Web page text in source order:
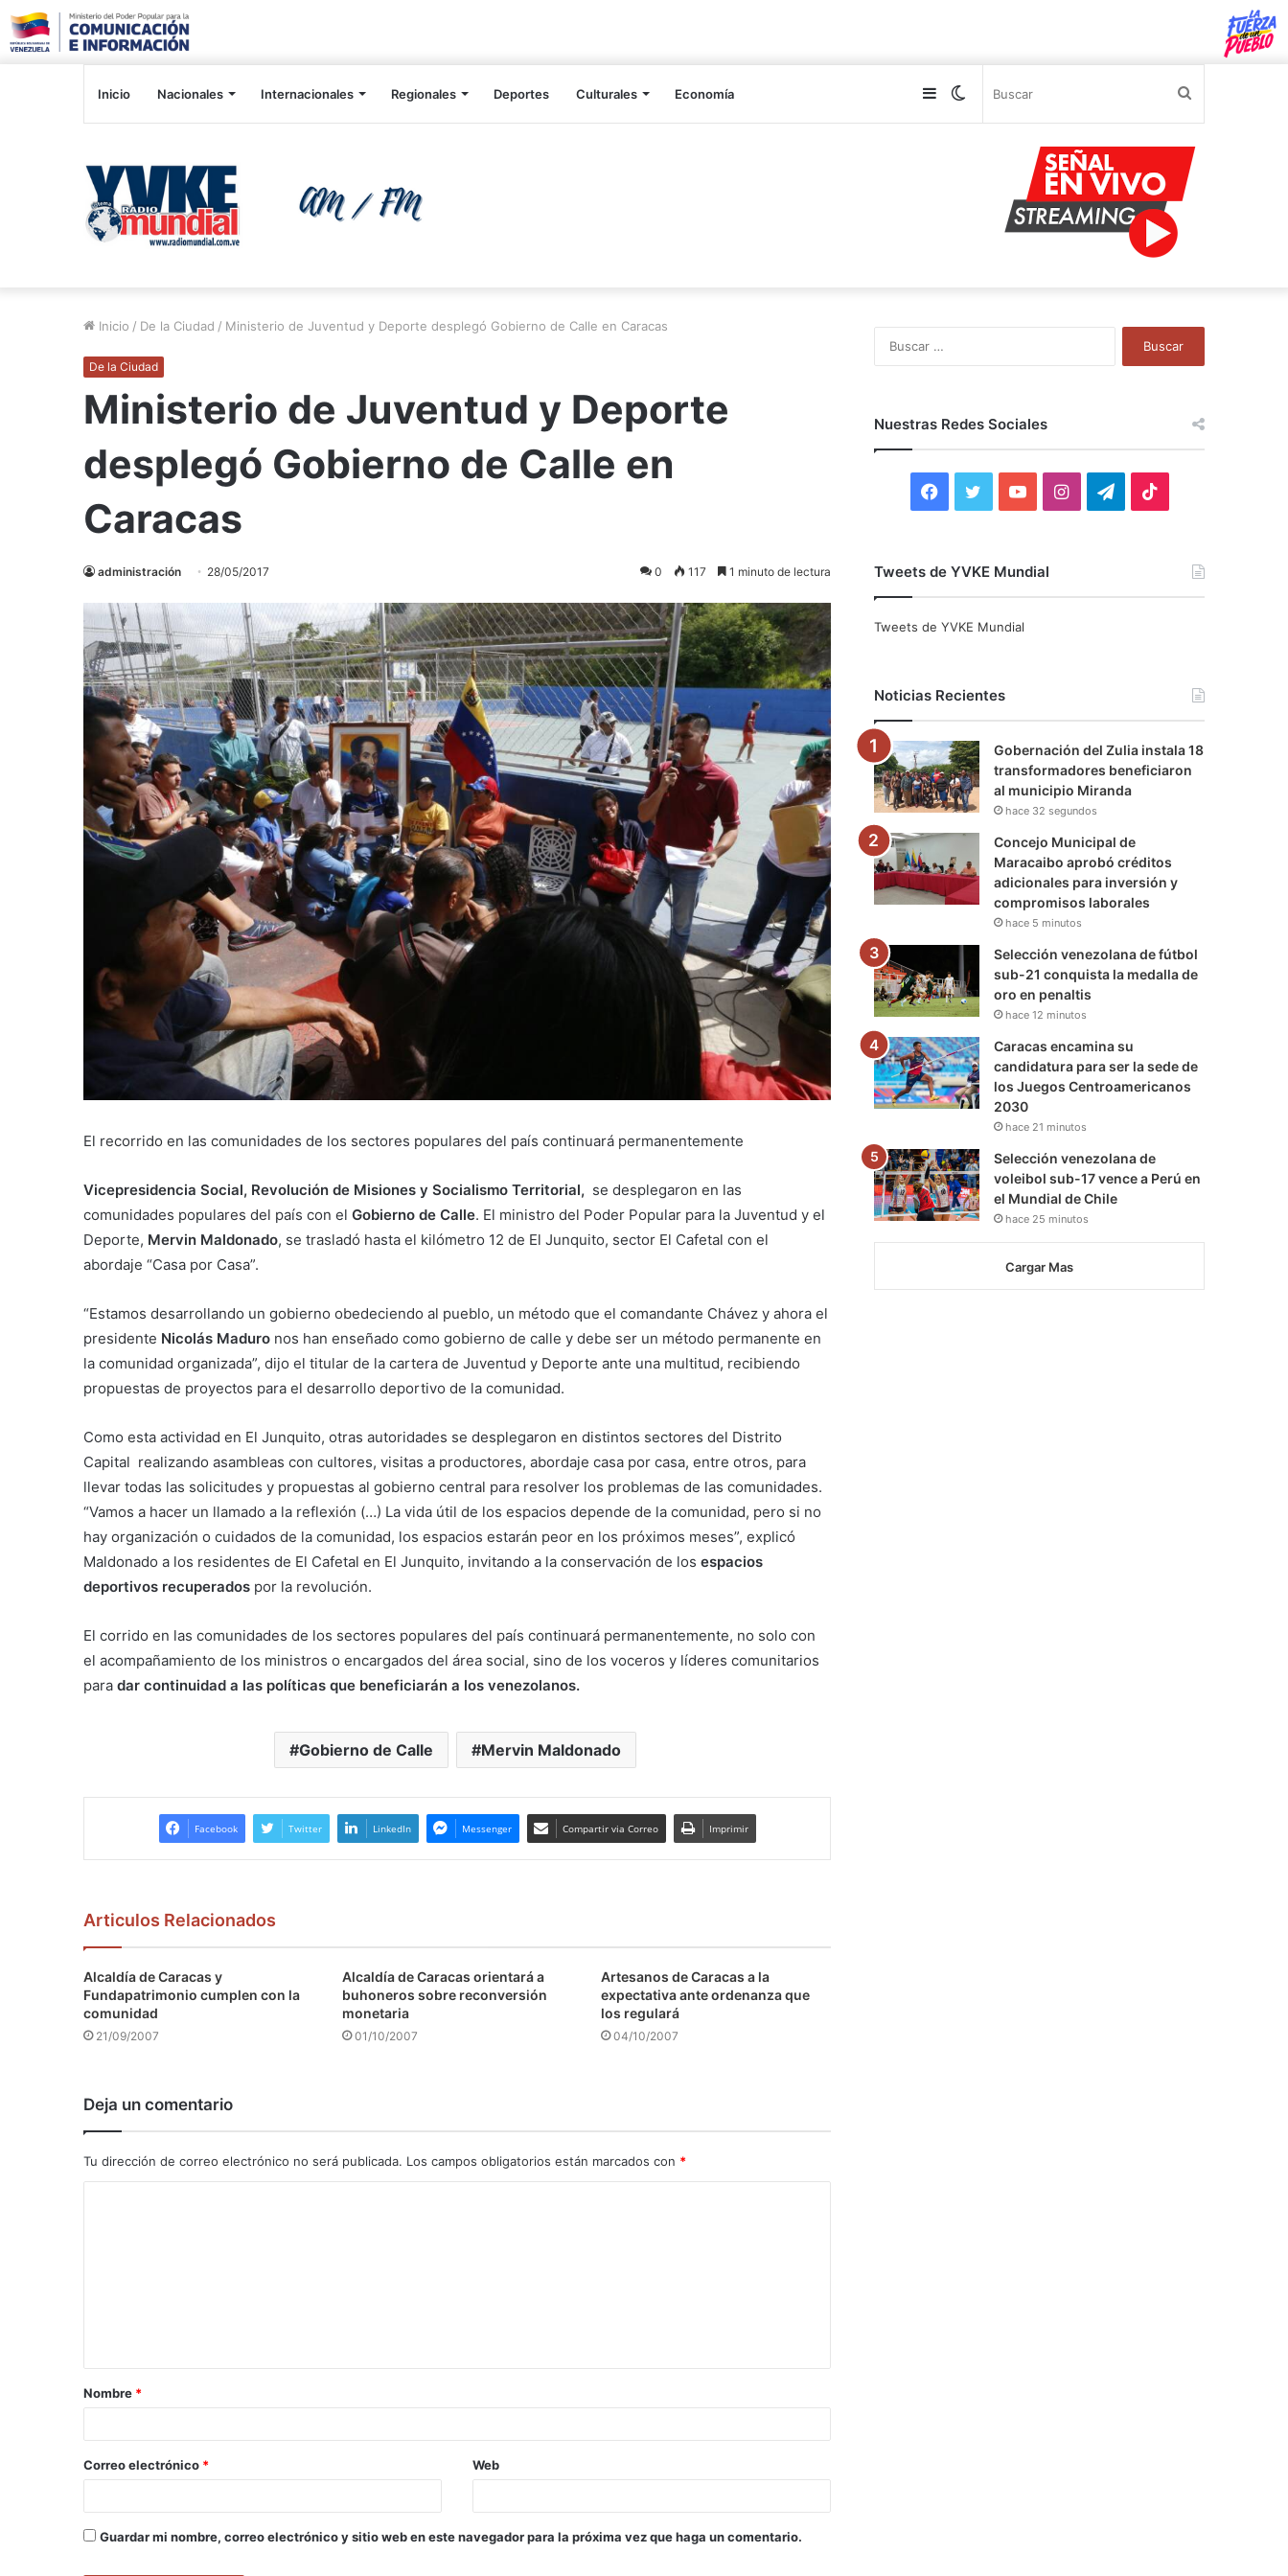
Inicio Nacionales Internacionales Regionales Deportes Culturales Economía Switch
Sidebar
Inicio / De la Ciudad / Ministerio de Juventud y Deporte desplegó Gobierno de Calle en Caracas
De la Ciudad
Ministerio de Juventud y Deporte
desplegó Gobierno de Calle en
Caracas
administración 28/05/2017 0 117 1 minuto de lectura
El recorrido en las comunidades de los sectores populares del país continuará permanentemente
Vicepresidencia Social, Revolución de Misiones y Socialismo Territorial, se desplegaron en las
comunidades populares del país con el Gobierno de Calle. El ministro del Poder Popular para la Juventud y el
Deporte, Mervin Maldonado, se trasladó hasta el kilómetro 12 de El Junquito, sector El Cafetal con el
abordaje “Casa por Casa”.
“Estamos desarrollando un gobierno obedeciendo al pueblo, un método que el comandante Chávez y ahora el
presidente Nicolás Maduro nos han enseñado como gobierno de calle y debe ser un método permanente en
la comunidad organizada”, dijo el titular de la cartera de Juventud y Deporte ante una multitud, recibiendo
propuestas de proyectos para el desarrollo deportivo de la comunidad.
Como esta actividad en El Junquito, otras autoridades se desplegaron en distintos sectores del Distrito
Capital realizando asambleas con cultores, visitas a productores, abordaje casa por casa, entre otros, para
llevar todas las solicitudes y propuestas al gobierno central para resolver los problemas de las comunidades.
“Vamos a hacer un llamado a la reflexión (…) La vida útil de los espacios depende de la comunidad, pero si no
hay organización o cuidados de la comunidad, los espacios estarán peor en los próximos meses”, explicó
Maldonado a los residentes de El Cafetal en El Junquito, invitando a la conservación de los espacios
deportivos recuperados por la revolución.
El corrido en las comunidades de los sectores populares del país continuará permanentemente, no solo con
el acompañamiento de los ministros o encargados del área social, sino de los voceros y líderes comunitarios
para dar continuidad a las políticas que beneficiarán a los venezolanos.
Gobierno de Calle Mervin Maldonado
Facebook Twitter LinkedIn Messenger Compartir via Correo Imprimir
Articulos Relacionados
Alcaldía de Caracas y
Fundapatrimonio cumplen con la
comunidad
21/09/2007
Alcaldía de Caracas orientará a
buhoneros sobre reconversión
monetaria
01/10/2007
Artesanos de Caracas a la
expectativa ante ordenanza que
los regulará
04/10/2007
Deja un comentario
Tu dirección de correo electrónico no será publicada. Los campos obligatorios están marcados con *
a
r
*
Nombre *
Correo electrónico * Web
Guardar mi nombre, correo electrónico y sitio web en este navegador para la próxima vez que haga un comentario.
Nuestras Redes Sociales
F
c
o
k
i
r
Y
u
e
I
r
a
m
T
a
m
Tweets de YVKE Mundial
Tweets de YVKE Mundial
Noticias Recientes
Gobernación del Zulia instala 18
transformadores beneficiaron
al municipio Miranda
hace 32 segundos
Concejo Municipal de
Maracaibo aprobó créditos
adicionales para inversión y
compromisos laborales
hace 5 minutos
Selección venezolana de fútbol
sub-21 conquista la medalla de
oro en penaltis
hace 12 minutos
Caracas encamina su
candidatura para ser la sede de
los Juegos Centroamericanos
2030
hace 21 minutos
Selección venezolana de
voleibol sub-17 vence a Perú en
el Mundial de Chile
hace 25 minutos
Cargar Mas